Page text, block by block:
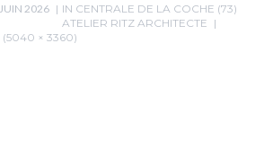
2026 IN CENTRALE DE LA COCHE (73)
ATELIER RITZ ARCHITECTE
(5040 × 3360)